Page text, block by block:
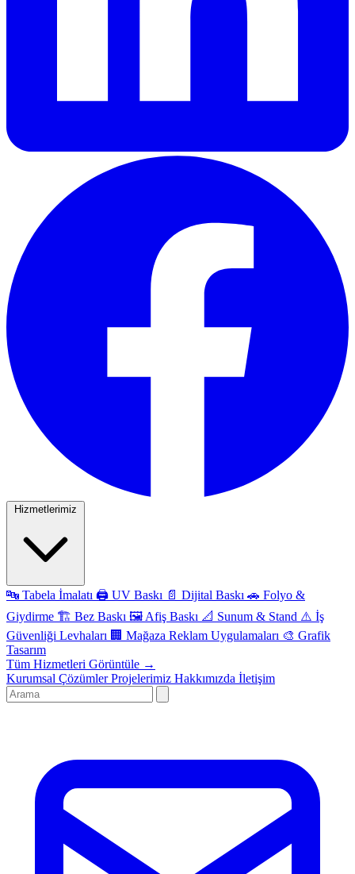
🔤 Tabela İmalatı 🖨️ UV Baskı 📄 Dijital Baskı 🚗 Folyo &
Giydirme 🏗️ Bez Baskı 🖼️ Afiş Baskı 📐 Sunum & Stand ⚠️ İş
Güvenliği Levhaları 🏢 Mağaza Reklam Uygulamaları 🎨 Grafik
Tasarım
Tüm Hizmetleri Görüntüle →
Kurumsal ÇözümlerProjelerimiz Hakkımızda İletişim